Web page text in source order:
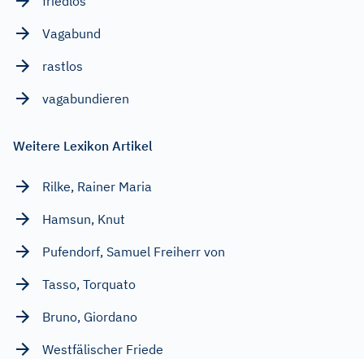
Vagabund
rastlos
vagabundieren
Weitere Lexikon Artikel
Rilke, Rainer Maria
Hamsun, Knut
Pufendorf, Samuel Freiherr von
Tasso, Torquato
Bruno, Giordano
Westfälischer Friede